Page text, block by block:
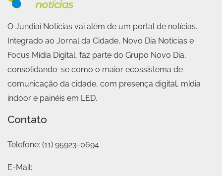
O Jundiaí Notícias vai além de um portal de notícias.
Integrado ao Jornal da Cidade, Novo Dia Notícias e
Focus Mídia Digital, faz parte do Grupo Novo Dia,
consolidando-se como o maior ecossistema de
comunicação da cidade, com presença digital, mídia
indoor e painéis em LED.
Contato
Telefone: (11) 95923-0694
E-Mail: